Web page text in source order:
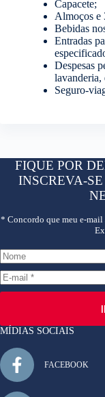
Capacete;
Almoços e
Bebidas
Entradas
Despesas
lavanderia,
Seguro-
FIQUE POR
INSCREVA-
* Concordo que meu e-mail
MÍDIAS SOCIAIS
FACEBOOK